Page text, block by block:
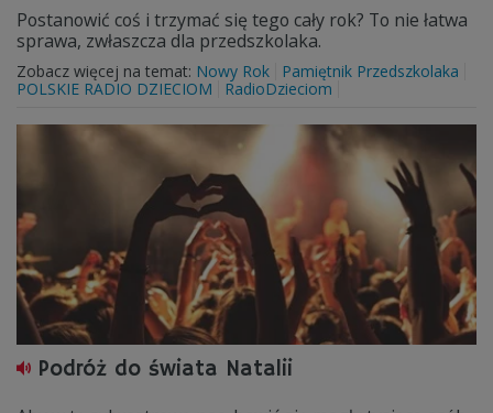
Postanowić coś i trzymać się tego cały rok? To nie łatwa
sprawa, zwłaszcza dla przedszkolaka.
Zobacz więcej na temat: Nowy Rok
Pamiętnik Przedszkolaka
POLSKIE RADIO DZIECIOM
RadioDzieciom
Podróż do świata Natalii